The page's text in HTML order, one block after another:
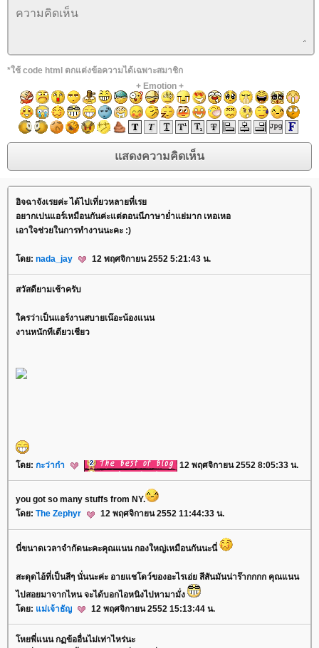
*ใช้ code html ตกแต่งข้อความได้เฉพาะสมาชิก
+ Emotion+
อิจฉาจังเรยค่ะ ได้ไปเที่ยวหลายที่เร
อยากเปนแอร์เหมือนกันค่ะแต่ตอนนีภาษาย่ำแย่มาก เหอเหอ
เอาใจช่วยในการทำงานนะคะ :)
ดย: nada_jay 12 พฤศจิกายน 2552 5:21:43 น.
สวัสดียามเช้าครับ
ครว่าเป็นแอร์งานสบายเน๊อะน้องแนน
งานหนักทีเดียวเชียว
ดย: กะว่าก๋า 12 พฤศจิกายน 2552 8:05:33 น.
you got so many stuffs from NY.
ดย: The Zephyr 12 พฤศจิกายน 2552 11:44:33 น.
นี่ขนาดเวลาจำกัดนะคะคุณแนน กองใหญ่เหมือนกันนะนี่
สะดุดไอ้ที่เป็นสีๆ นั่นนะค่ะ อายแชโดว์ของอะไรเอ่ย สีสันมันน่าร๊ากกกก คุณแนน
ไปสอยมาจากไหน จะได้บอกไอหนิงไปหามามั่ง
ดย: ม่เจ้าธัญ 12 พฤศจิกายน 2552 15:13:44 น.
หยพี่แนน กฏข้ออื่นไม่เท่าไหร่นะ